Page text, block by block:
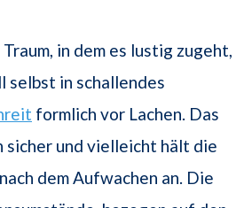
in dem es lustig zugeht,
selbst in schallendes
formlich vor Lachen. Das
sicher und vielleicht hält die
dem Aufwachen an. Die